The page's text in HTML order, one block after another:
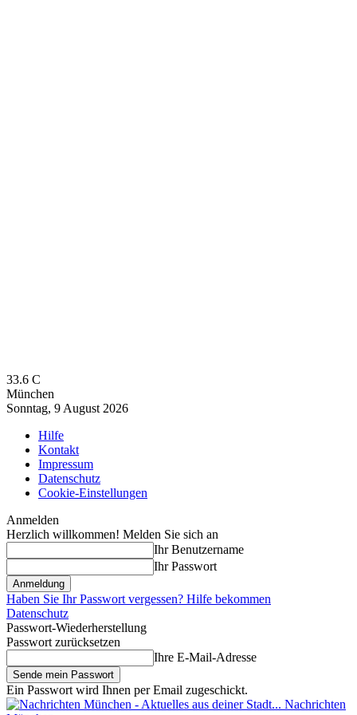
33.6 C
München
Sonntag, 9 August 2026
Hilfe
Kontakt
Impressum
Datenschutz
Cookie-Einstellungen
Anmelden
Herzlich willkommen! Melden Sie sich an
Ihr Benutzername
Ihr Passwort
Haben Sie Ihr Passwort vergessen? Hilfe bekommen
Datenschutz
Passwort-Wiederherstellung
Passwort zurücksetzen
Ihre E-Mail-Adresse
Ein Passwort wird Ihnen per Email zugeschickt.
Nachrichten